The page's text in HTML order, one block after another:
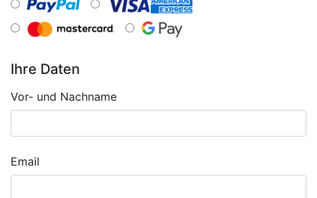
Ihre Daten
Vor- und Nachname
Email